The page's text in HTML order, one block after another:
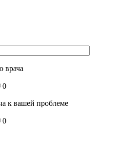
врача
0
к вашей проблеме
0